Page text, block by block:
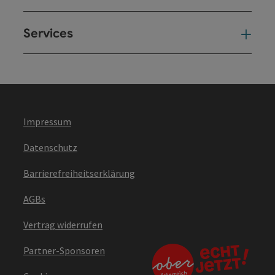
Services
Impressum
Datenschutz
Barrierefreiheitserklärung
AGBs
Vertrag widerrufen
Partner-Sponsoren